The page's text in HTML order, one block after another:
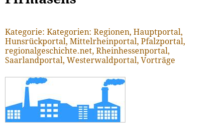
Kategorie: Kategorien: Regionen, Hauptportal,
Hunsrückportal, Mittelrheinportal, Pfalzportal,
regionalgeschichte.net, Rheinhessenportal,
Saarlandportal, Westerwaldportal, Vorträge